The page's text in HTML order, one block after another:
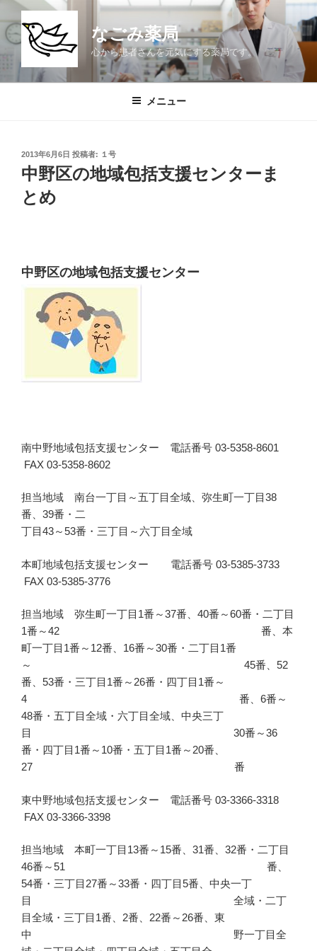
ン
テ
なごみ薬局
心から患者さんを元気にする薬局です。
メニュー
投
日:
2013年6月6日 投稿者: １号
中野区の地域包括支援センターま
とめ
中野区の地域包括支援センター
南中野地域包括支援センター 電話番号 03-5358-8601
FAX 03-5358-8602
担当地域 南台一丁目～五丁目全域、弥生町一丁目38
番、39番・二
丁目43～53番・三丁目～六丁目全域
本町地域包括支援センター 電話番号 03-5385-3733
FAX 03-5385-3776
担当地域 弥生町一丁目1番～37番、40番～60番・二丁目
1番～42 番、本
町一丁目1番～12番、16番～30番・二丁目1番
～ 45番、52
番、53番・三丁目1番～26番・四丁目1番～
4 番、6番～
48番・五丁目全域・六丁目全域、中央三丁
目 30番～36
番・四丁目1番～10番・五丁目1番～20番、
27 番
東中野地域包括支援センター 電話番号 03-3366-3318
FAX 03-3366-3398
担当地域 本町一丁目13番～15番、31番、32番・二丁目
46番～51 番、
54番・三丁目27番～33番・四丁目5番、中央一丁
目 全域・二丁
目全域・三丁目1番、2番、22番～26番、東
中 野一丁目全